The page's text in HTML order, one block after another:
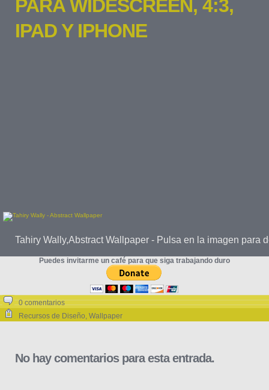
PARA WIDESCREEN, 4:3,
IPAD Y IPHONE
Tahiry Wally,Abstract Wallpaper - Pulsa en la imagen para
Puedes invitarme un café para que siga trabajando duro
0 comentarios
Recursos de Diseño, Wallpaper
No hay comentarios para esta entrada.